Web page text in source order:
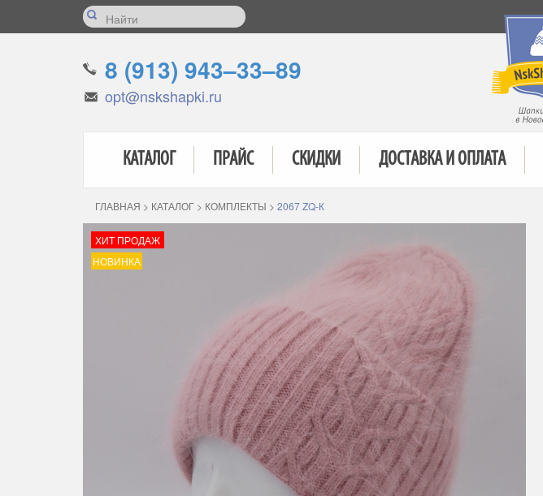
8 (913) 943–33–89
opt@nskshapki.ru
КАТАЛОГ ПРАЙС СКИДКИ ДОСТАВКА И ОПЛАТА
ГЛАВНАЯ > КАТАЛОГ > КОМПЛЕКТЫ > 2067 ZQ-К
ХИТ ПРОДАЖ
НОВИНКА